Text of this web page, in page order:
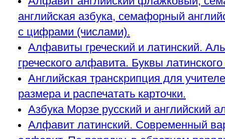
английская азбука, семафорный
с цифрами (числами).
Алфавиты греческий и латинский.
греческого алфавита. Буквы
Английская транскрипция для
размера и распечатать карточки.
Азбука Морзе русский и
Алфавит латинский. Современный